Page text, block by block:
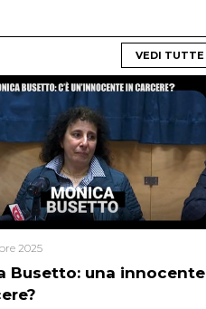
VEDI TUTTE
Busetto: una innocente
2025